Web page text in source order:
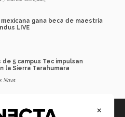
gana beca de maestría
LIVE
5 campus Tec impulsan
la Sierra Tarahumara
Nava
×